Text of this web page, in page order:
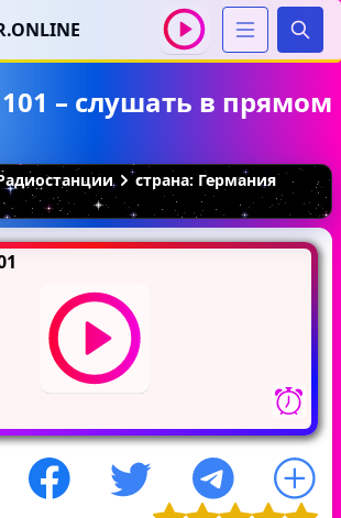
101 – слушать в прямом
страна: Германия